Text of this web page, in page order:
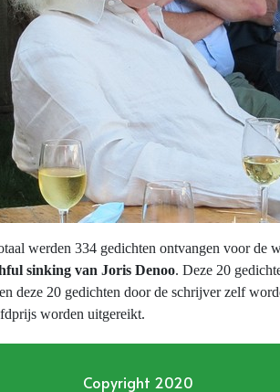
werden 334 gedichten ontvangen voor
sinking van Joris Denoo. Deze 20
deze 20 gedichten door de schrijver zelf
worden uitgereikt.
Copyright 2020